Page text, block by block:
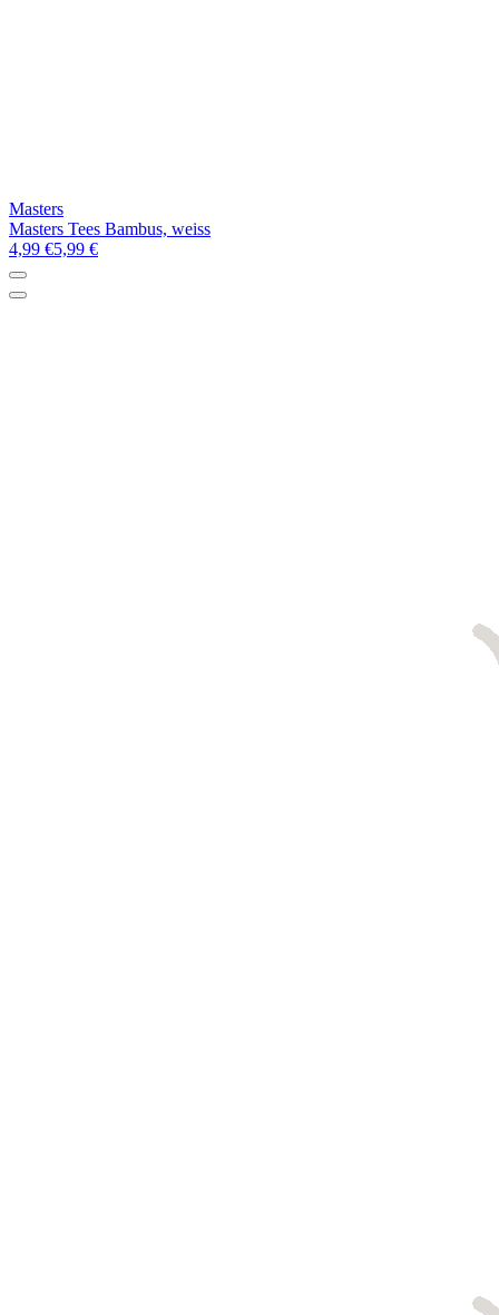
Masters
Masters Tees Bambus, weiss
4,99 €5,99 €